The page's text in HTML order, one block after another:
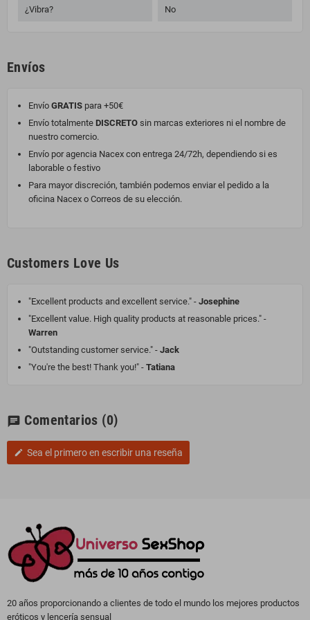
¿Vibra? No
Envíos
Envío GRATIS para +50€
Envío totalmente DISCRETO sin marcas exteriores ni el nombre de
nuestro comercio.
Envío por agencia Nacex con entrega 24/72h, dependiendo si es
laborable o festivo
Para mayor discreción, también podemos enviar el pedido a la
oficina Nacex o Correos de su elección.
Customers Love Us
"Excellent products and excellent service." - Josephine
"Excellent value. High quality products at reasonable prices." -
Warren
"Outstanding customer service." - Jack
"You're the best! Thank you!" - Tatiana
chat Comentarios (0)
edit Sea el primero en escribir una reseña
20 años proporcionando a clientes de todo el mundo los mejores productos
eróticos y lencería sensual